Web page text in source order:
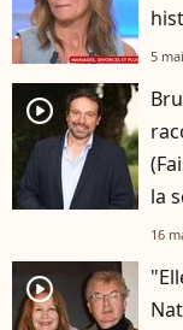
5
player2
la
16
player2